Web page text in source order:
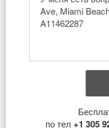
по тел +1 305